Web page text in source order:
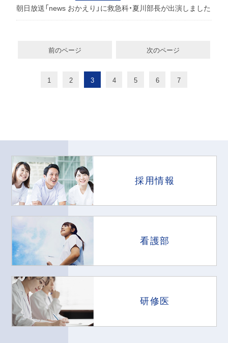
朝日放送「news おかえり」に救急科・夏川部長が出演しました
前のページ 次のページ
1 2 3 4 5 6 7
採用情報
看護部
研修医